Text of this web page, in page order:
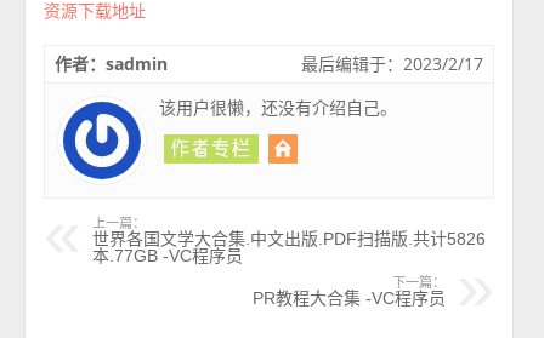
资源下载地址
最后编辑于：2023/2/17
作者：sadmin
该用户很懒，还没有介绍自己。
上一篇：
世界各国文学大合集.中文出版.PDF扫描版.共计5826
本.77GB -VC程序员
下一篇：
PR教程大合集 -VC程序员